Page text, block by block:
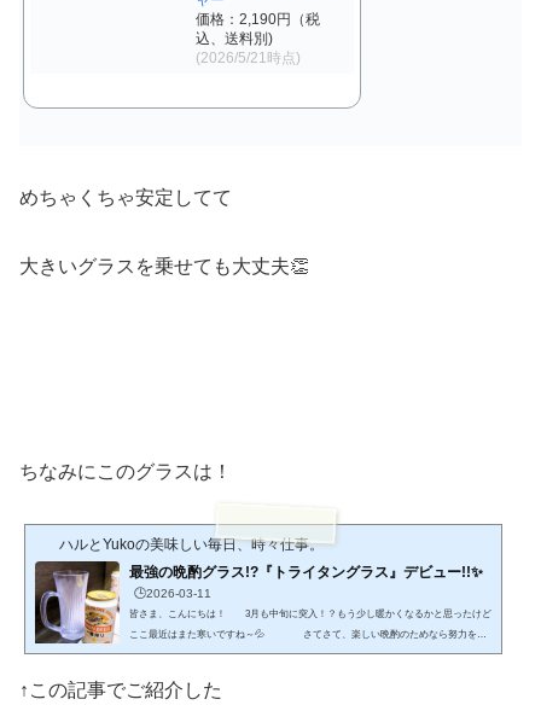
価格：2,190円（税
込、送料別)
(2026/5/21時点)
めちゃくちゃ安定してて
大きいグラスを乗せても大丈夫👏
ちなみにこのグラスは！
ハルとYukoの美味しい毎日、時々仕事。
最強の晩酌グラス!?『トライタングラス』デビュー!!✨
🕒️2026-03-11
皆さま、こんにちは！ 3月も中旬に突入！？もう少し暖かくなるかと思ったけど
ここ最近はまた寒いですね～💦 さてさて、楽しい晩酌のためなら努力を惜
しまない我が家🤣（晩酌の流儀の美幸みたい。。。) ついに手にしたのが、こ
見たことあるなぁ～🤔って人もいるでは？？ そう！きっかけは、サイゼリヤに
↑この記事でご紹介した